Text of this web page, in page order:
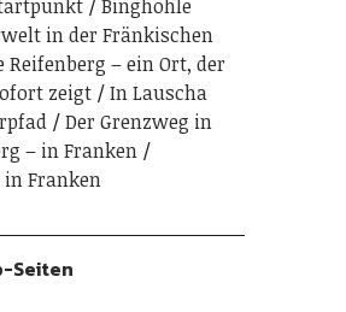
Binghöhle
in der Fränkischen
Reifenberg – ein Ort, der
zeigt
In Lauscha
Der Grenzweg in
– in Franken
Franken
Seiten